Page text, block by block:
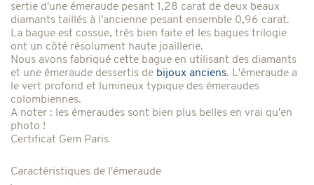
sertie d'une émeraude pesant 1,28 carat de deux beaux
diamants taillés à l'ancienne pesant ensemble 0,96 carat.
La bague est cossue, très bien faite et les bagues trilogie
ont un côté résolument haute joaillerie.
Nous avons fabriqué cette bague en utilisant des diamants
et une émeraude dessertis de bijoux anciens. L'émeraude a
le vert profond et lumineux typique des émeraudes
colombiennes.
A noter : les émeraudes sont bien plus belles en vrai qu'en
photo !
Certificat Gem Paris
Caractéristiques de l'émeraude